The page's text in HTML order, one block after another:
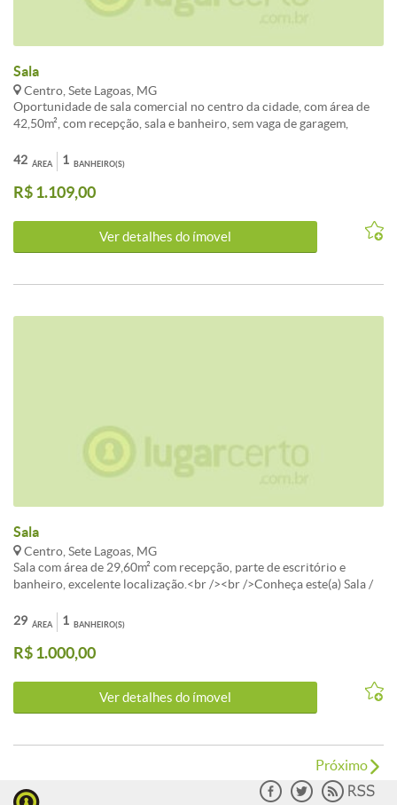
Sala
Centro, Sete Lagoas, MG
Oportunidade de sala comercial no centro da cidade, com área de
42,50m², com recepção, sala e banheiro, sem vaga de garagem,
contato com a imobiliária.<br /><br />Destaque da semana: Sala /
Conjunto para alugar localizado(a) em Centro, Sete Lagoas.<br />
<br />O imóvel apresenta 1 banheiros e área total de 42m². Uma
vida em Sete Lagoas.<br /><br />Entre em contato para mais
detalhes sobre este investimento em Sete Lagoas.
ÁREA
42 BANHEIRO(S)
1
R$ 1.109,00
Ver detalhes do ímovel
Sala
Centro, Sete Lagoas, MG
Sala com área de 29,60m² com recepção, parte de escritório e
banheiro, excelente localização.<br /><br />Conheça este(a) Sala /
Centro, Sete Lagoas.<br /><br />O imóvel apresenta 1 banheiros e
área total de 29m². Uma excelente escolha para quem valoriza
localização e qualidade de vida em Sete Lagoas.<br /><br />Entre
Lagoas.
ÁREA
29 BANHEIRO(S)
1
R$ 1.000,00
Ver detalhes do ímovel
Próximo